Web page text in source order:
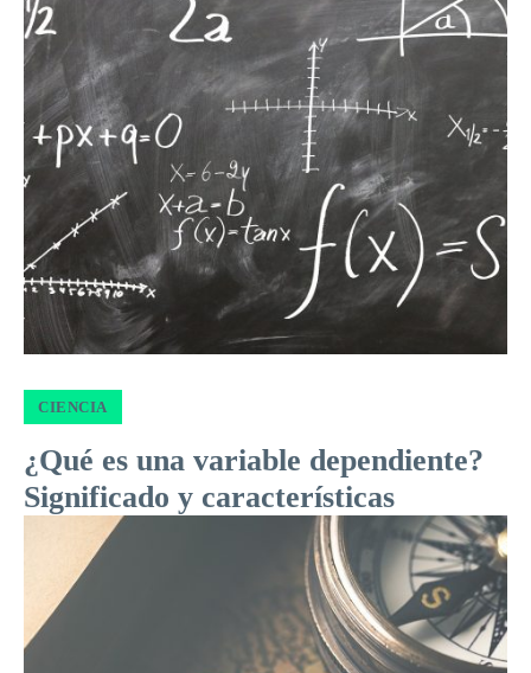
CIENCIA
¿Qué es una variable dependiente?
Significado y características